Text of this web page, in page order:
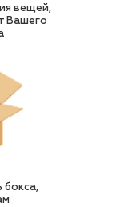
вещей,
Вашего